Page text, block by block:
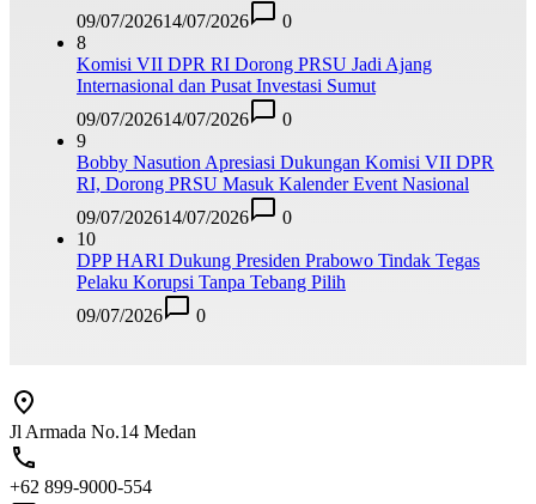
09/07/202614/07/2026
0
8
Komisi VII DPR RI Dorong PRSU Jadi Ajang
Internasional dan Pusat Investasi Sumut
09/07/202614/07/2026
0
9
Bobby Nasution Apresiasi Dukungan Komisi VII DPR
RI, Dorong PRSU Masuk Kalender Event Nasional
09/07/202614/07/2026
0
10
DPP HARI Dukung Presiden Prabowo Tindak Tegas
Pelaku Korupsi Tanpa Tebang Pilih
09/07/2026
0
Jl Armada No.14 Medan
+62 899-9000-554